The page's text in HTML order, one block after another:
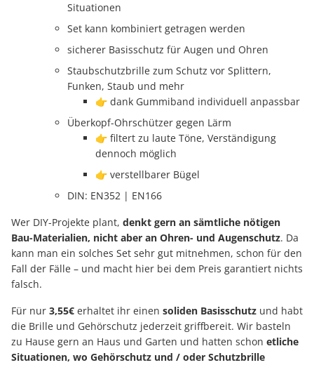
Situationen
Set kann kombiniert getragen werden
sicherer Basisschutz für Augen und Ohren
Staubschutzbrille zum Schutz vor Splittern,
Funken, Staub und mehr
👉 dank Gummiband individuell anpassbar
Überkopf-Ohrschützer gegen Lärm
👉 filtert zu laute Töne, Verständigung
dennoch möglich
👉 verstellbarer Bügel
DIN: EN352 | EN166
Wer DIY-Projekte plant, denkt gern an sämtliche nötigen
Bau-Materialien, nicht aber an Ohren- und Augenschutz. Da
kann man ein solches Set sehr gut mitnehmen, schon für den
Fall der Fälle – und macht hier bei dem Preis garantiert nichts
falsch.
Für nur 3,55€ erhaltet ihr einen soliden Basisschutz und habt
die Brille und Gehörschutz jederzeit griffbereit. Wir basteln
zu Hause gern an Haus und Garten und hatten schon etliche
Situationen, wo Gehörschutz und / oder Schutzbrille